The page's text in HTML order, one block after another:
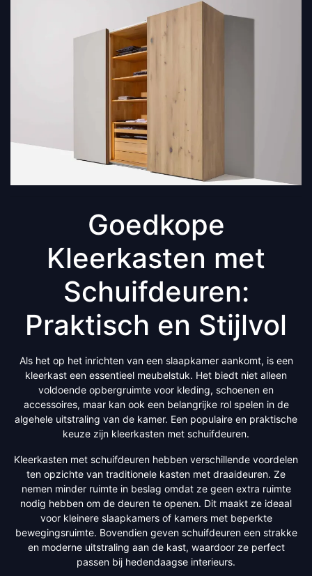
Goedkope
Kleerkasten met
Schuifdeuren:
Praktisch en Stijlvol
Als het op het inrichten van een slaapkamer aankomt, is een
kleerkast een essentieel meubelstuk. Het biedt niet alleen
voldoende opbergruimte voor kleding, schoenen en
accessoires, maar kan ook een belangrijke rol spelen in de
algehele uitstraling van de kamer. Een populaire en praktische
keuze zijn kleerkasten met schuifdeuren.
Kleerkasten met schuifdeuren hebben verschillende voordelen
ten opzichte van traditionele kasten met draaideuren. Ze
nemen minder ruimte in beslag omdat ze geen extra ruimte
nodig hebben om de deuren te openen. Dit maakt ze ideaal
voor kleinere slaapkamers of kamers met beperkte
bewegingsruimte. Bovendien geven schuifdeuren een strakke
en moderne uitstraling aan de kast, waardoor ze perfect
passen bij hedendaagse interieurs.